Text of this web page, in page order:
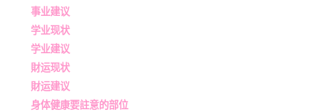
事业建议
学业现状
学业建议
財运现状
財运建议
身体健康要註意的部位